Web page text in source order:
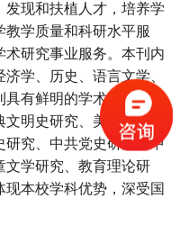
现和扶植人才，培养学
学质量和科研水平服
研究事业服务。本刊内
学、历史、语言文学、
有鲜明的学术特色、师
文明史研究、美国史研
研究、中共党史研究、中
文学研究、教育理论研
本校学科优势，深受国